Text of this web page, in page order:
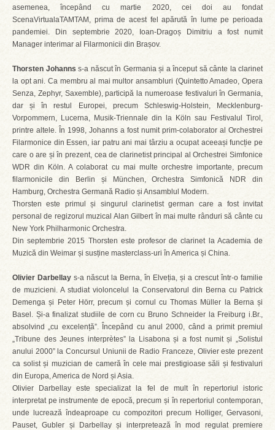
asemenea, începând cu martie 2020, cei doi au fondat
ScenaVirtualaTAMTAM, prima de acest fel apărută în lume pe perioada
pandemiei. Din septembrie 2020, Ioan-Dragoș Dimitriu a fost numit
Manager interimar al Filarmonicii din Brașov.
Thorsten Johannss-a născut în Germania și a început să cânte la clarinet
la opt ani. Ca membru al mai multor ansambluri (Quintetto Amadeo, Opera
Senza, Zephyr, Saxemble), participă la numeroase festivaluri în Germania,
dar și în restul Europei, precum Schleswig-Holstein, Mecklenburg-
Vorpommern, Lucerna, Musik-Triennale din la Köln sau Festivalul Tirol,
printre altele. În 1998, Johanns a fost numit prim-colaborator al Orchestrei
Filarmonice din Essen, iar patru ani mai târziu a ocupat aceeași funcție pe
care o are și în prezent, cea de clarinetist principal al Orchestrei Simfonice
WDR din Köln. A colaborat cu mai multe orchestre importante, precum
filarmonicile din Berlin și München, Orchestra Simfonică NDR din
Hamburg, Orchestra Germană Radio și Ansamblul Modern.
Thorsten este primul și singurul clarinetist german care a fost invitat
personal de regizorul muzical Alan Gilbert în mai multe rânduri să cânte cu
New York Philharmonic Orchestra.
Din septembrie 2015 Thorsten este profesor de clarinet la Academia de
Muzică din Weimar și susține masterclass-uri în America și China.
Olivier Darbellay s-a născut la Berna, în Elveția, și a crescut într-o familie
de muzicieni. A studiat violoncelul la Conservatorul din Berna cu Patrick
Demenga și Peter Hörr, precum și cornul cu Thomas Müller la Berna și
Basel. Și-a finalizat studiile de corn cu Bruno Schneider la Freiburg i.Br.,
absolvind „cu excelență”. Începând cu anul 2000, când a primit premiul
„Tribune des Jeunes interprètes” la Lisabona și a fost numit și „Solistul
anului 2000” la Concursul Uniunii de Radio Franceze, Olivier este prezent
ca solist și muzician de cameră în cele mai prestigioase săli și festivaluri
din Europa, America de Nord și Asia.
Olivier Darbellay este specializat la fel de mult în repertoriul istoric
interpretat pe instrumente de epocă, precum și în repertoriul contemporan,
unde lucrează îndeaproape cu compozitori precum Holliger, Gervasoni,
Pauset, Gubler și Darbellay și interpretează în mod regulat premiere